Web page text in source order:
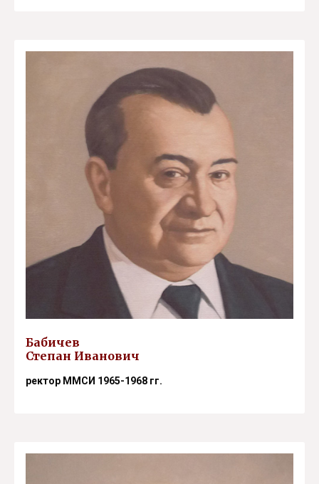
Бабичев
Степан Иванович
ректор ММСИ 1965-1968 гг.